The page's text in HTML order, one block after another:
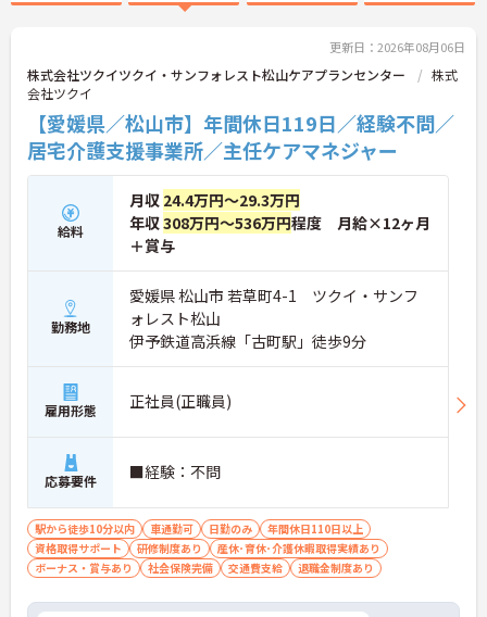
更新日：2026年08月06日
株式会社ツクイツクイ・サンフォレスト松山ケアプランセンター
株式
会社ツクイ
【愛媛県／松山市】年間休日119日／経験不問／
居宅介護支援事業所／主任ケアマネジャー
給料
月収 24.4万円～29.3万円
年収308万円～536万円程度 月給×12ヶ月
＋賞与
勤務地
愛媛県 松山市 若草町4-1 ツクイ・サンフ
ォレスト松山
伊予鉄道高浜線「古町駅」徒歩9分
雇用形態 正社員(正職員)
応募要件 ■経験：不問
駅から徒歩10分以内 車通勤可 日勤のみ
年間休日110日以上
資格取得サポート
研修制度あり
産休･育休･介護休暇取得実績あり
ボーナス・賞与あり
社会保険完備 交通費支給 退職金制度あり